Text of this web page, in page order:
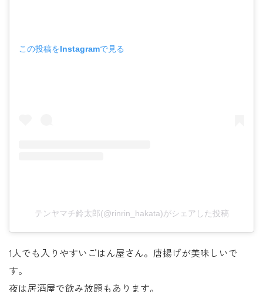
この投稿をInstagramで見る
テンヤマチ鈴太郎(@rinrin_hakata)がシェアした投稿
1人でも入りやすいごはん屋さん。唐揚げが美味しいで
す。
夜は居酒屋で飲み放題もあります。